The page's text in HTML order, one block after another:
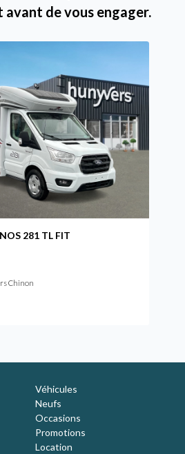
de vous engager.
281 TL FIT
Chinon
Véhicules
Neufs
Occasions
Promotions
Location